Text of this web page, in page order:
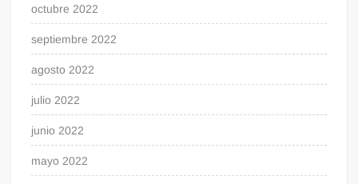
octubre 2022
septiembre 2022
agosto 2022
julio 2022
junio 2022
mayo 2022